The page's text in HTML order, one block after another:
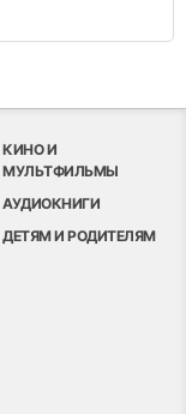
КИНО И
МУЛЬТФИЛЬМЫ
АУДИОКНИГИ
ДЕТЯМ И РОДИТЕЛЯМ